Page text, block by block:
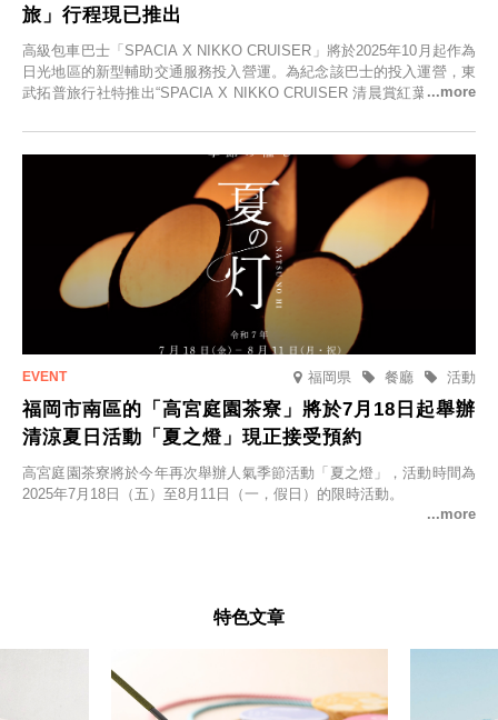
旅」行程現已推出
高級包車巴士「SPACIA X NIKKO CRUISER」將於2025年10月起作為
日光地區的新型輔助交通服務投入營運。為紀念該巴士的投入運營，東
武拓普旅行社特推出“SPACIA X NIKKO CRUISER 清晨賞紅葉之旅”，
福岡県 活動
餐廳
福岡市南區的「高宮庭園茶寮」將於7月18日起舉辦
清涼夏日活動「夏之燈」現正接受預約
高宮庭園茶寮將於今年再次舉辦人氣季節活動「夏之燈」，活動時間為
2025年7月18日（五）至8月11日（一，假日）的限時活動。
特色文章